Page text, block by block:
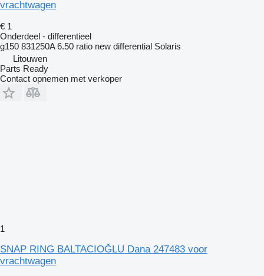
vrachtwagen
€ 1
Onderdeel - differentieel
g150 831250A 6.50 ratio new differential Solaris
Litouwen
Parts Ready
Contact opnemen met verkoper
1
SNAP RING BALTACIOĞLU Dana 247483 voor
vrachtwagen